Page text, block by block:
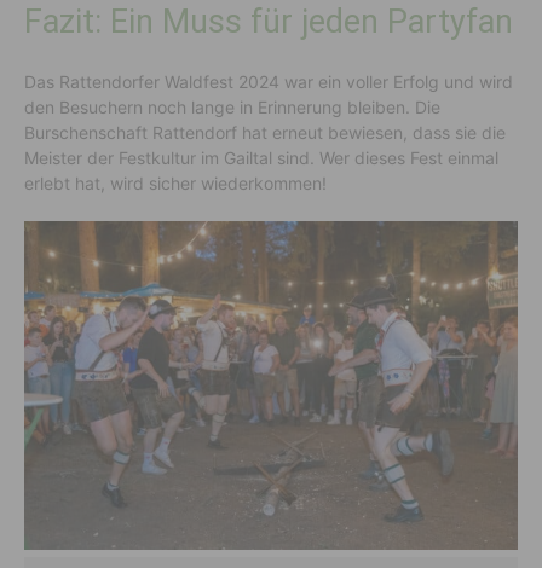
Fazit: Ein Muss für jeden Partyfan
Das Rattendorfer Waldfest 2024 war ein voller Erfolg und wird
den Besuchern noch lange in Erinnerung bleiben. Die
Burschenschaft Rattendorf hat erneut bewiesen, dass sie die
Meister der Festkultur im Gailtal sind. Wer dieses Fest einmal
erlebt hat, wird sicher wiederkommen!